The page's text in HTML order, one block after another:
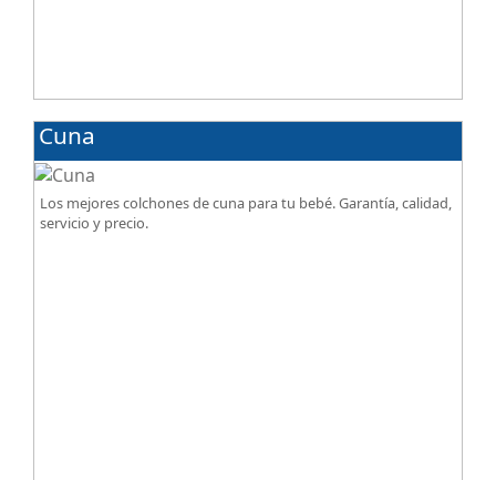
Cuna
Los mejores colchones de cuna para tu bebé. Garantía, calidad,
servicio y precio.